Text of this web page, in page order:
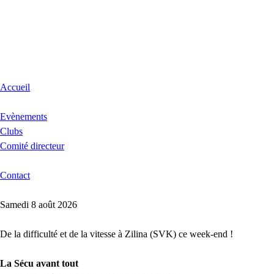
Accueil
Evènements
Clubs
Comité directeur
Contact
Samedi 8 août 2026
De la difficulté et de la vitesse à Zilina (SVK) ce week-end !
La Sécu avant tout